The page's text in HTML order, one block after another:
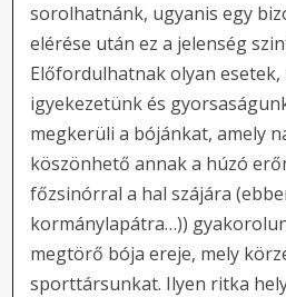
sorolhatnánk, ugyanis egy
elérése után ez a jelenség
Előfordulhatnak olyan
igyekezetünk és
megkerüli a bójánkat, amely
köszönhető annak a húzó
főzsinórral a hal szájára
kormánylapátra…))
megtörő bója ereje, mely
sporttársunkat. Ilyen ritka